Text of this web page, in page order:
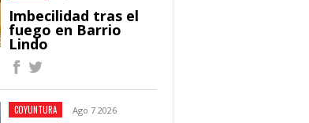
Imbecilidad tras el
fuego en Barrio
Lindo
COYUNTURA Ago 7 2026